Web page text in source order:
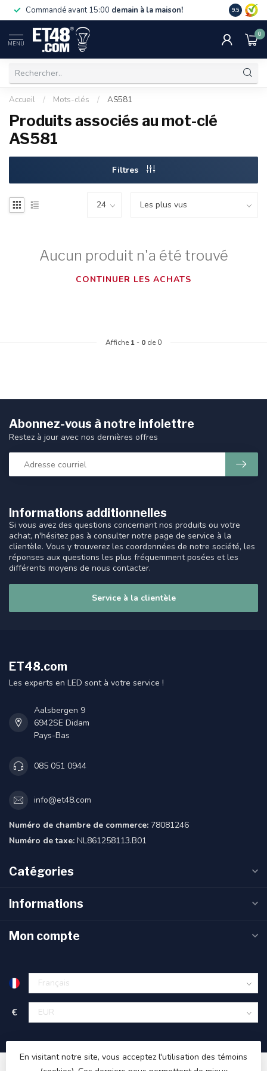
Commandé avant 15:00 demain à la maison! La
de 75 €.
9.5
MENU
0
Accueil / Mots-clés / AS581
Produits associés au mot-clé
AS581
Filtres
Aucun produit n'a été trouvé
CONTINUER LES ACHATS
Affiche 1 - 0 de 0
Informations additionnelles
Si vous avez des questions concernant nos produits ou votre
achat, n'hésitez pas à consulter notre page de service à la
clientèle. Vous y trouverez les coordonnées de notre société, les
réponses aux questions les plus fréquemment posées et les
différents moyens de nous contacter.
Service à la clientèle
Abonnez-vous à notre infolettre
Restez à jour avec nos dernières offres
ET48.com
Les experts en LED sont à votre service !
Aalsbergen 9
6942SE Didam
Pays-Bas
085 051 0944
info@et48.com
Numéro de chambre de commerce: 78081246
Numéro de taxe: NL861258113.B01
Catégories
Informations
Mon compte
€
En visitant notre site, vous acceptez l'utilisation des témoins